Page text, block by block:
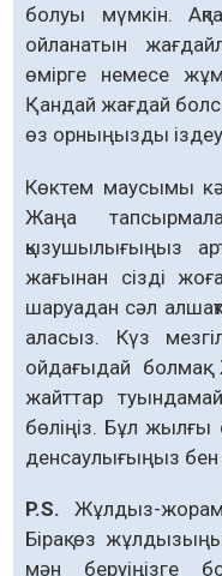
болуы мүмкін.
ойланатын
өмірге немесе
Қандай жағдай
өз орныңызды
Көктем маусымы
Жаңа
қызушылығыңыз
жағынан сізді
шаруадан сәл
аласыз. Күз
ойдағыдай
жайттар
бөліңіз. Бұл жылғы
денсаулығыңыз бен
P.S. Жұлдыз-
Бірақ өз
мән беруіңізге